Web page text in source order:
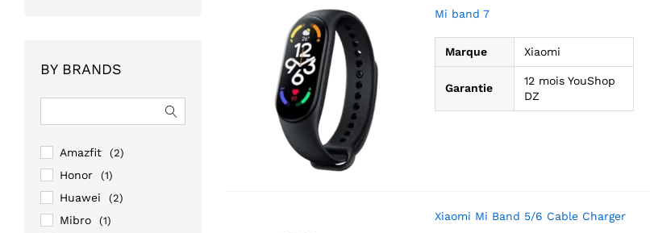
Mi band 7
Marque Xiaomi
Garantie
12 mois YouShop
DZ
Xiaomi Mi Band 5/6 Cable Charger
BY BRANDS
Amazfit (2)
Honor (1)
Huawei (2)
Mibro (1)